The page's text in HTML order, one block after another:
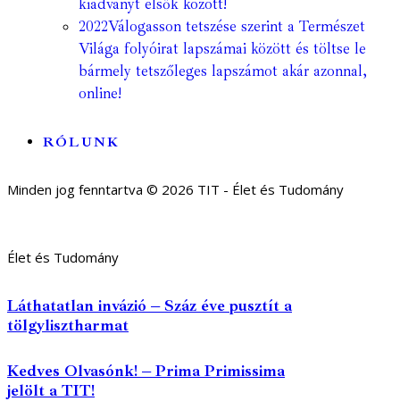
kiadványt elsők között!
2022Válogasson tetszése szerint a Természet
Világa folyóirat lapszámai között és töltse le
bármely tetszőleges lapszámot akár azonnal,
online!
RÓLUNK
Minden jog fenntartva © 2026 TIT - Élet és Tudomány
Élet és Tudomány
Láthatatlan invázió – Száz éve pusztít a
tölgylisztharmat
Kedves Olvasónk! – Prima Primissima
jelölt a TIT!